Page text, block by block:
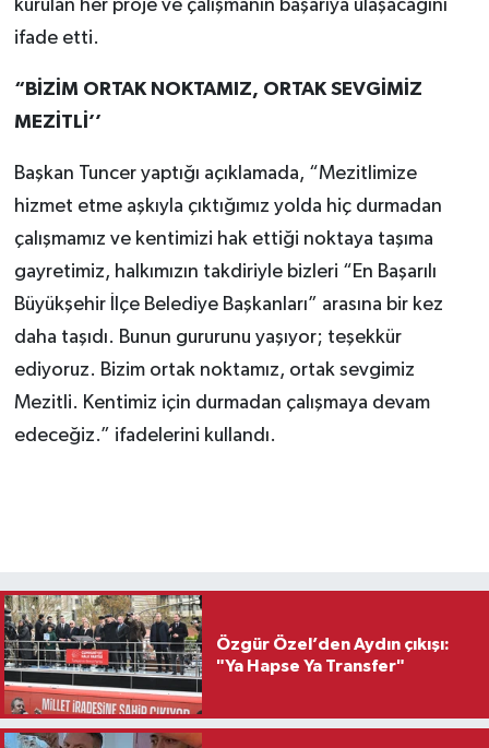
kurulan her proje ve çalışmanın başarıya ulaşacağını
ifade etti.
“BİZİM ORTAK NOKTAMIZ, ORTAK SEVGİMİZ
MEZİTLİ’’
Başkan Tuncer yaptığı açıklamada, “Mezitlimize
hizmet etme aşkıyla çıktığımız yolda hiç durmadan
çalışmamız ve kentimizi hak ettiği noktaya taşıma
gayretimiz, halkımızın takdiriyle bizleri “En Başarılı
Büyükşehir İlçe Belediye Başkanları” arasına bir kez
daha taşıdı. Bunun gururunu yaşıyor; teşekkür
ediyoruz. Bizim ortak noktamız, ortak sevgimiz
Mezitli. Kentimiz için durmadan çalışmaya devam
edeceğiz.” ifadelerini kullandı.
Özgür Özel’den Aydın çıkışı:
"Ya Hapse Ya Transfer"